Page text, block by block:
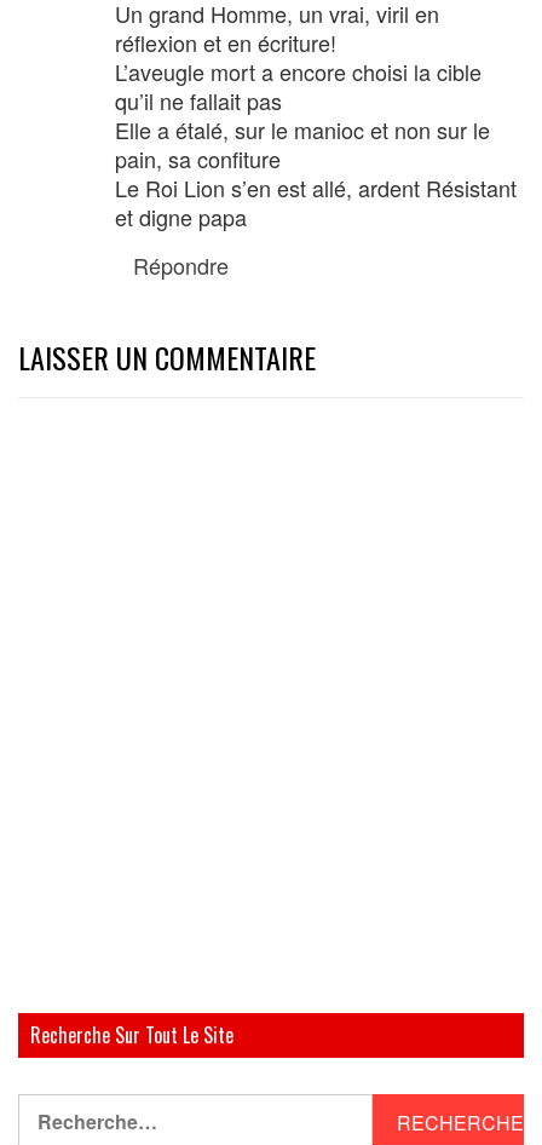
Un grand Homme, un vrai, viril en
réflexion et en écriture!
L’aveugle mort a encore choisi la cible
qu’il ne fallait pas
Elle a étalé, sur le manioc et non sur le
pain, sa confiture
Le Roi Lion s’en est allé, ardent Résistant
et digne papa
Répondre
LAISSER UN COMMENTAIRE
Recherche Sur Tout Le Site